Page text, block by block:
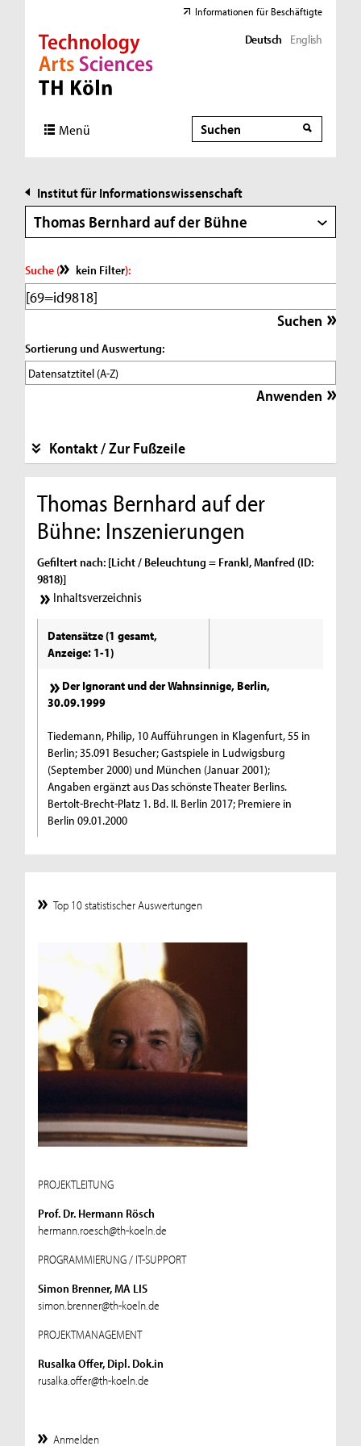
Direkt zur Hauptnavigation
Direkt zur Subnavigation
Direkt zum Inhalt
Direkt zum Fußbereich
Informationen für Beschäftigte
Deutsch English
Menü Suche
Suche
Institut für Informationswissenschaft
Thomas Bernhard auf der Bühne
Suche ( kein Filter):
Sortierung und Auswertung:
Kontakt / Zur Fußzeile
Thomas Bernhard auf der
Bühne: Inszenierungen
Gefiltert nach: [Licht / Beleuchtung = Frankl, Manfred (ID:
9818)]
Inhaltsverzeichnis
Datensätze (1 gesamt,
Anzeige: 1-1)
Der Ignorant und der Wahnsinnige, Berlin,
30.09.1999
Tiedemann, Philip, 10 Aufführungen in Klagenfurt, 55 in
Berlin; 35.091 Besucher; Gastspiele in Ludwigsburg
(September 2000) und München (Januar 2001);
Angaben ergänzt aus Das schönste Theater Berlins.
Bertolt-Brecht-Platz 1. Bd. II. Berlin 2017; Premiere in
Berlin 09.01.2000
Top 10 statistischer Auswertungen
PROJEKTLEITUNG
Prof. Dr. Hermann Rösch
hermann.roesch@th-koeln.de
PROGRAMMIERUNG / IT-SUPPORT
Simon Brenner, MA LIS
simon.brenner@th-koeln.de
PROJEKTMANAGEMENT
Rusalka Offer, Dipl. Dok.in
rusalka.offer@th-koeln.de
Anmelden